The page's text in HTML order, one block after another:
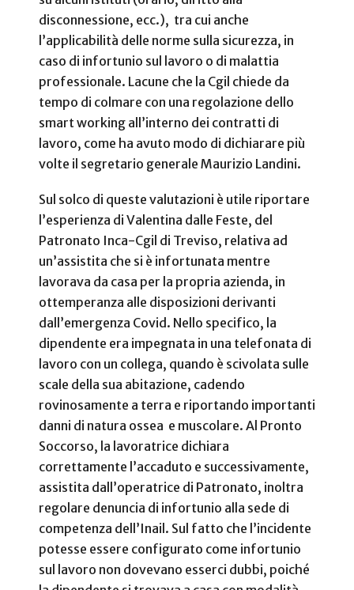
disconnessione, ecc.), tra cui anche
l’applicabilità delle norme sulla sicurezza, in
caso di infortunio sul lavoro o di malattia
professionale. Lacune che la Cgil chiede da
tempo di colmare con una regolazione dello
smart working all’interno dei contratti di
lavoro, come ha avuto modo di dichiarare più
volte il segretario generale Maurizio Landini.
Sul solco di queste valutazioni è utile riportare
l’esperienza di Valentina dalle Feste, del
Patronato Inca-Cgil di Treviso, relativa ad
un’assistita che si è infortunata mentre
lavorava da casa per la propria azienda, in
ottemperanza alle disposizioni derivanti
dall’emergenza Covid. Nello specifico, la
dipendente era impegnata in una telefonata di
lavoro con un collega, quando è scivolata sulle
scale della sua abitazione, cadendo
rovinosamente a terra e riportando importanti
danni di natura ossea e muscolare. Al Pronto
Soccorso, la lavoratrice dichiara
correttamente l’accaduto e successivamente,
assistita dall’operatrice di Patronato, inoltra
regolare denuncia di infortunio alla sede di
competenza dell’Inail. Sul fatto che l’incidente
potesse essere configurato come infortunio
sul lavoro non dovevano esserci dubbi, poiché